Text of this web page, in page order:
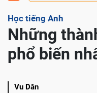
Học tiếng Anh
Những
phổ biến
Vu Dăn